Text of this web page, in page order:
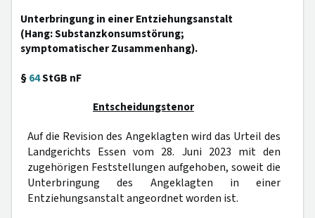
Unterbringung in einer Entziehungsanstalt
(Hang: Substanzkonsumstörung;
symptomatischer Zusammenhang).
§64StGB nF
Entscheidungstenor
Auf die Revision des Angeklagten wird das Urteil des
Landgerichts Essen vom 28. Juni 2023 mit den
zugehörigen Feststellungen aufgehoben, soweit die
Unterbringung des Angeklagten in einer
Entziehungsanstalt angeordnet worden ist.